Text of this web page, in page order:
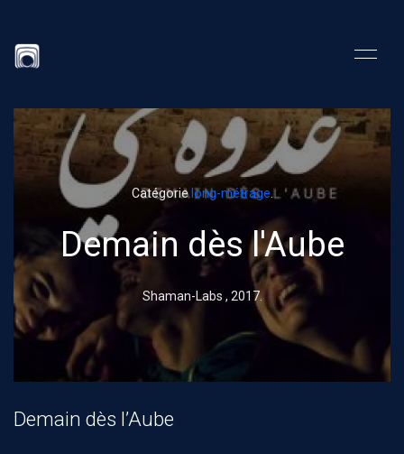
Catégorie long-métrage
Demain dès l'Aube
Shaman-Labs , 2017.
Demain dès l’Aube